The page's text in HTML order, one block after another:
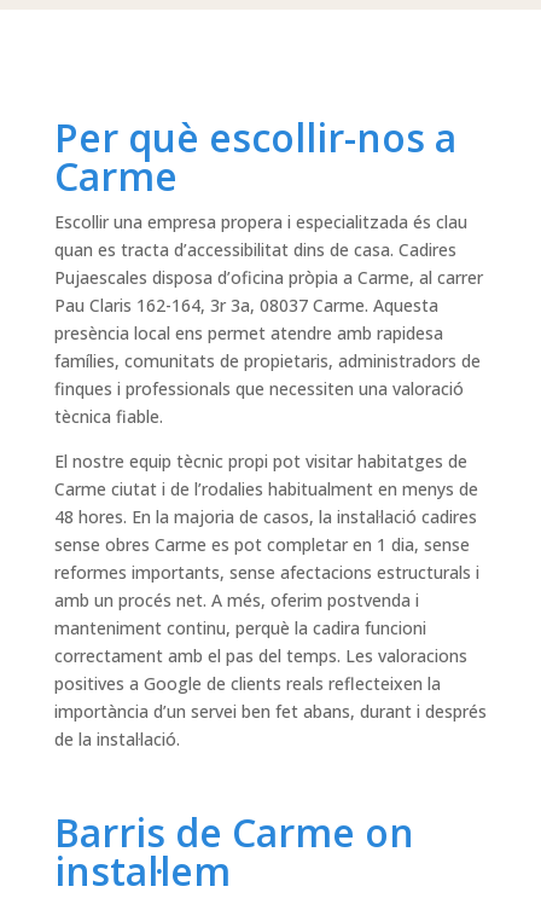
Per què escollir-nos a
Carme
Escollir una empresa propera i especialitzada és clau
quan es tracta d’accessibilitat dins de casa. Cadires
Pujaescales disposa d’oficina pròpia a Carme, al carrer
Pau Claris 162-164, 3r 3a, 08037 Carme. Aquesta
presència local ens permet atendre amb rapidesa
famílies, comunitats de propietaris, administradors de
finques i professionals que necessiten una valoració
tècnica fiable.
El nostre equip tècnic propi pot visitar habitatges de
Carme ciutat i de l’rodalies habitualment en menys de
48 hores. En la majoria de casos, la instal·lació cadires
sense obres Carme es pot completar en 1 dia, sense
reformes importants, sense afectacions estructurals i
amb un procés net. A més, oferim postvenda i
manteniment continu, perquè la cadira funcioni
correctament amb el pas del temps. Les valoracions
positives a Google de clients reals reflecteixen la
importància d’un servei ben fet abans, durant i després
de la instal·lació.
Barris de Carme on
instal·lem